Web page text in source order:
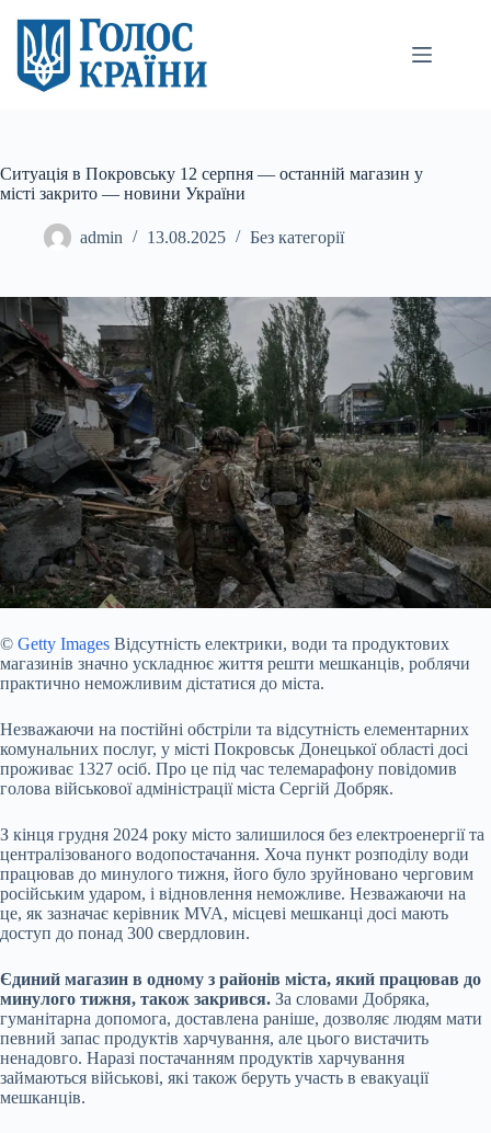
вмісту
Ситуація в Покровську 12 серпня — останній магазин у
місті закрито — новини України
admin 13.08.2025 Без категорії
© Getty Images Відсутність електрики, води та продуктових
магазинів значно ускладнює життя решти мешканців, роблячи
практично неможливим дістатися до міста.
Незважаючи на постійні обстріли та відсутність елементарних
комунальних послуг, у місті Покровськ Донецької області досі
проживає 1327 осіб. Про це під час телемарафону повідомив
голова військової адміністрації міста Сергій Добряк.
З кінця грудня 2024 року місто залишилося без електроенергії та
централізованого водопостачання. Хоча пункт розподілу води
працював до минулого тижня, його було зруйновано черговим
російським ударом, і відновлення неможливе. Незважаючи на
це, як зазначає керівник MVA, місцеві мешканці досі мають
доступ до понад 300 свердловин.
Єдиний магазин в одному з районів міста, який працював до
минулого тижня, також закрився. За словами Добряка,
гуманітарна допомога, доставлена раніше, дозволяє людям мати
певний запас продуктів харчування, але цього вистачить
ненадовго. Наразі постачанням продуктів харчування
займаються військові, які також беруть участь в евакуації
мешканців.